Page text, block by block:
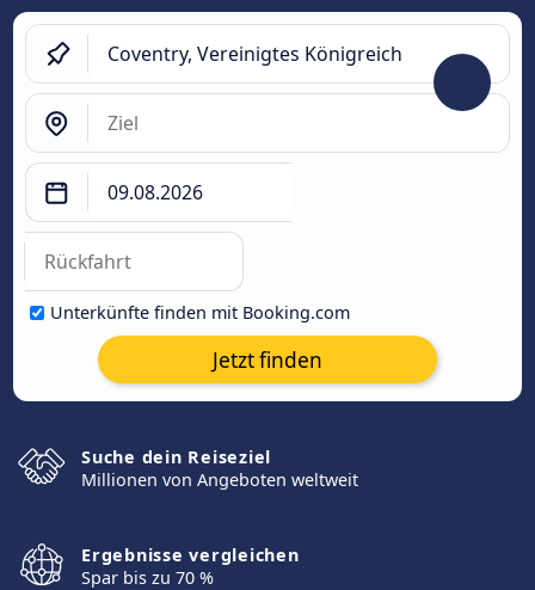
Unterkünfte finden mit Booking.com
Jetzt finden
Suche dein Reiseziel
Millionen von Angeboten weltweit
Ergebnisse vergleichen
Spar bis zu 70 %